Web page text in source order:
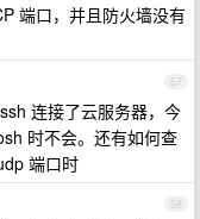
端口，并且防火墙没有
57
连接了云服务器，今
时不会。还有如何查
端口时
58